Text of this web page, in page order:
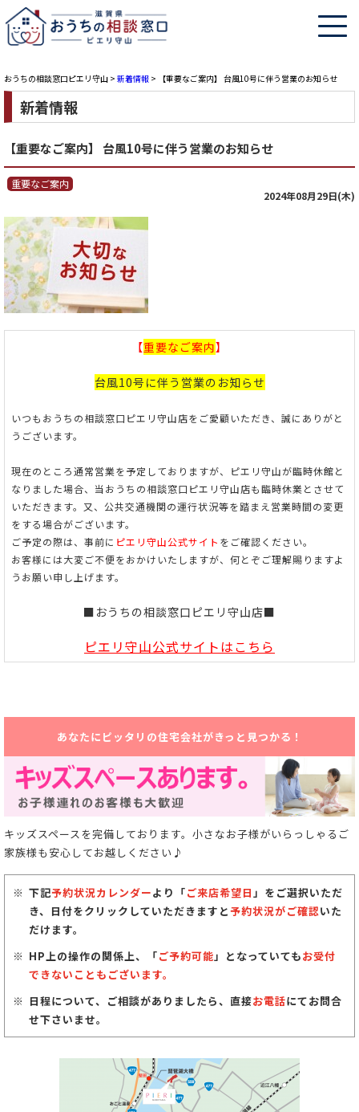
おうちの相談窓口ピエリ守山 > 新着情報 > 【重要なご案内】 台風10号に伴う営業のお知らせ
新着情報
【重要なご案内】 台風10号に伴う営業のお知らせ
重要なご案内
2024年08月29日(木)
【重要なご案内】
台風10号に伴う営業のお知らせ
いつもおうちの相談窓口ピエリ守山店をご愛顧いただき、誠にありがと
うございます。
現在のところ通常営業を予定しておりますが、ピエリ守山が臨時休館と
なりました場合、 当おうちの相談窓口ピエリ守山店も臨時休業とさせて
いただきます。 又、公共交通機関の運行状況等を踏まえ営業時間の変更
をする場合がございます。
ご予定の際は、事前に ピエリ守山公式サイト をご確認ください。
お客様には大変ご不便をおかけいたしますが、何とぞご理解賜りますよ
うお願い申し上げます。
■おうちの相談窓口ピエリ守山店■
ピエリ守山公式サイトはこちら
あなたにピッタリの住宅会社がきっと見つかる！
キッズスペースを完備しております。小さなお子様がいらっしゃるご
家族様も安心してお越しください♪
下記予約状況カレンダーより「ご来店希望日 」をご選択いただ
き、日付をクリックしていただきますと予約状況がご確認いた
だけます。
HP上の操作の関係上、「ご予約可能 」となっていてもお受付
できないこともございます。
日程について、ご相談がありましたら、直接お電話にてお問合
せ下さいませ。